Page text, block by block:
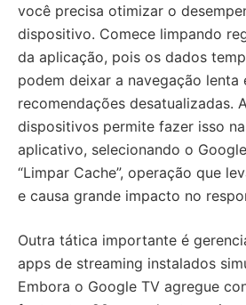
você precisa otimizar o
dispositivo. Comece limpando
da aplicação, pois os dados
podem deixar a navegação lenta
recomendações desatualizadas.
dispositivos permite fazer isso
aplicativo, selecionando o
“Limpar Cache”, operação que
e causa grande impacto no
Outra tática importante é
apps de streaming instalados
Embora o Google TV agregue